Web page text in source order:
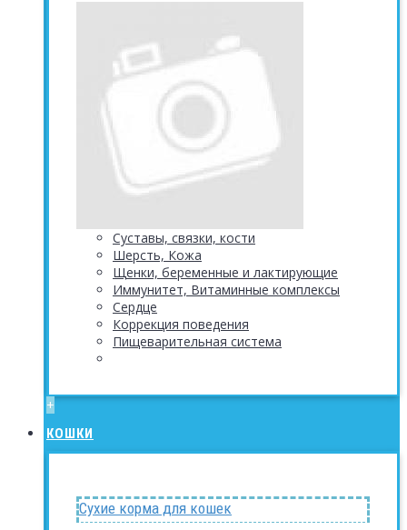
Суставы, связки, кости
Шерсть, Кожа
Щенки, беременные и лактирующие
Иммунитет, Витаминные комплексы
Сердце
Коррекция поведения
Пищеварительная система
+
КОШКИ
Сухие корма для кошек